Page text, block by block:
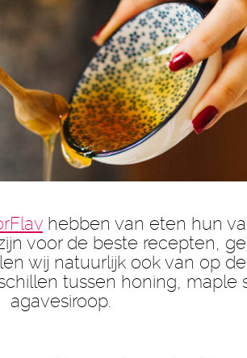
hebben van eten hun
voor de beste recepten,
wij natuurlijk ook van op
tussen honing, maple
agavesiroop.